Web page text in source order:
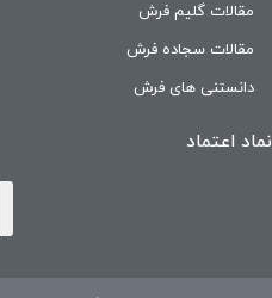
مقالات گلیم فرش
مقالات سجاده فرش
دانستنی های فرش
نماد اعتماد